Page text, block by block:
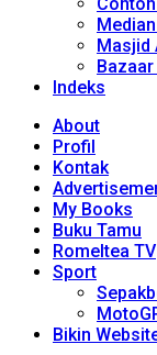
Masjid
Indeks
About
Profil
Kontak
My Books
Buku Tamu
Romeltea TV
Sport
Bikin